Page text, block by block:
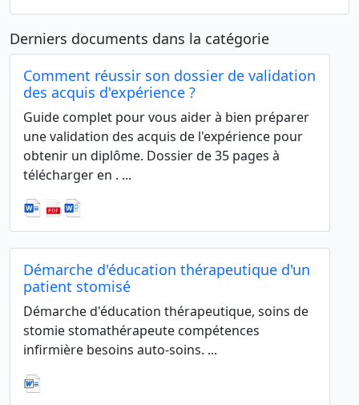
Derniers documents dans la catégorie
Comment réussir son dossier de validation
des acquis d'expérience ?
Guide complet pour vous aider à bien préparer
une validation des acquis de l'expérience pour
obtenir un diplôme. Dossier de 35 pages à
télécharger en . ...
Démarche d'éducation thérapeutique d'un
patient stomisé
Démarche d'éducation thérapeutique, soins de
stomie stomathérapeute compétences
infirmière besoins auto-soins. ...